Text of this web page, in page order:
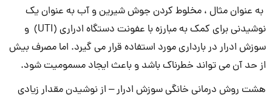
به عنوان مثال ، مخلوط کردن جوش شیرین و آب به عنوان یک
نوشیدنی برای کمک به مبارزه با عفونت دستگاه ادراری (UTI) و
سوزش ادرار در بارداری مورد استفاده قرار می گیرد. اما مصرف بیش
از حد آن می تواند خطرناک باشد و باعث ایجاد مسمومیت شود.
هشت روش درمانی خانگی سوزش ادرار – از نوشیدن مقدار زیادی